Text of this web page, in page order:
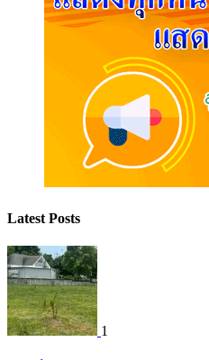
Latest Posts
1